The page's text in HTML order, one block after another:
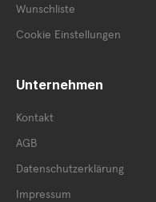
Wunschliste
Cookie Einstellungen
Unternehmen
Kontakt
AGB
Datenschutzerklärung
Impressum